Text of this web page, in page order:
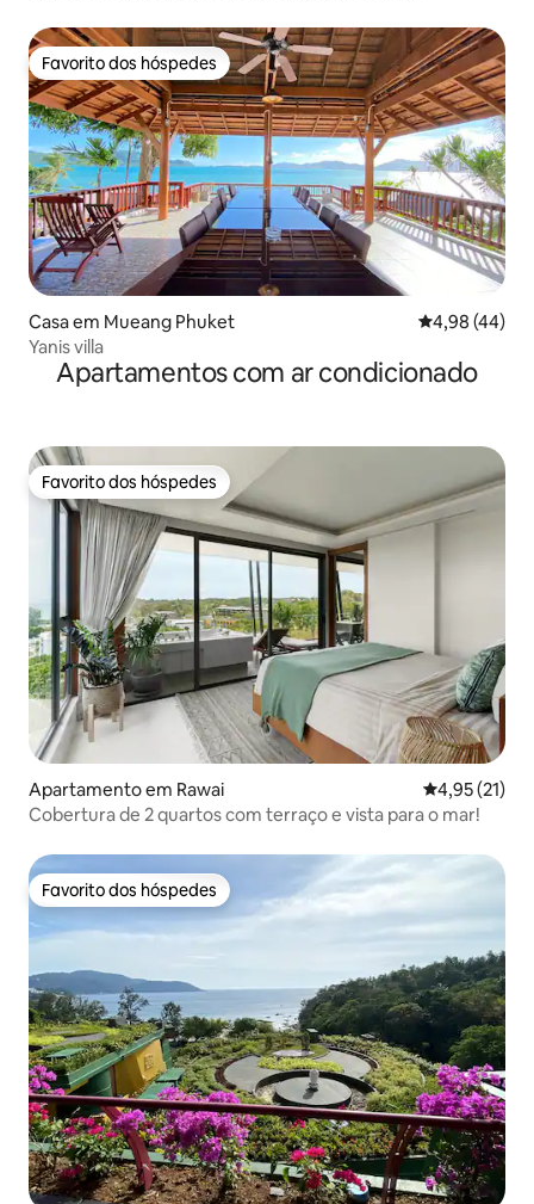
Favorito dos hóspedes
Favorito dos hóspedes
Casa em Mueang Phuket Classificação
4,98 (44)
Yanis villa
Apartamentos com ar condicionado
Favorito dos hóspedes
Favorito dos hóspedes
Apartamento em Rawai Classificação
4,95 (21)
Cobertura de 2 quartos com terraço e vista para o mar!
Favorito dos hóspedes
Favorito dos hóspedes